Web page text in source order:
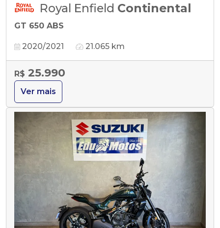
Royal Enfield Continental
GT 650 ABS
2020/2021 21.065 km
R$ 25.990
Ver mais